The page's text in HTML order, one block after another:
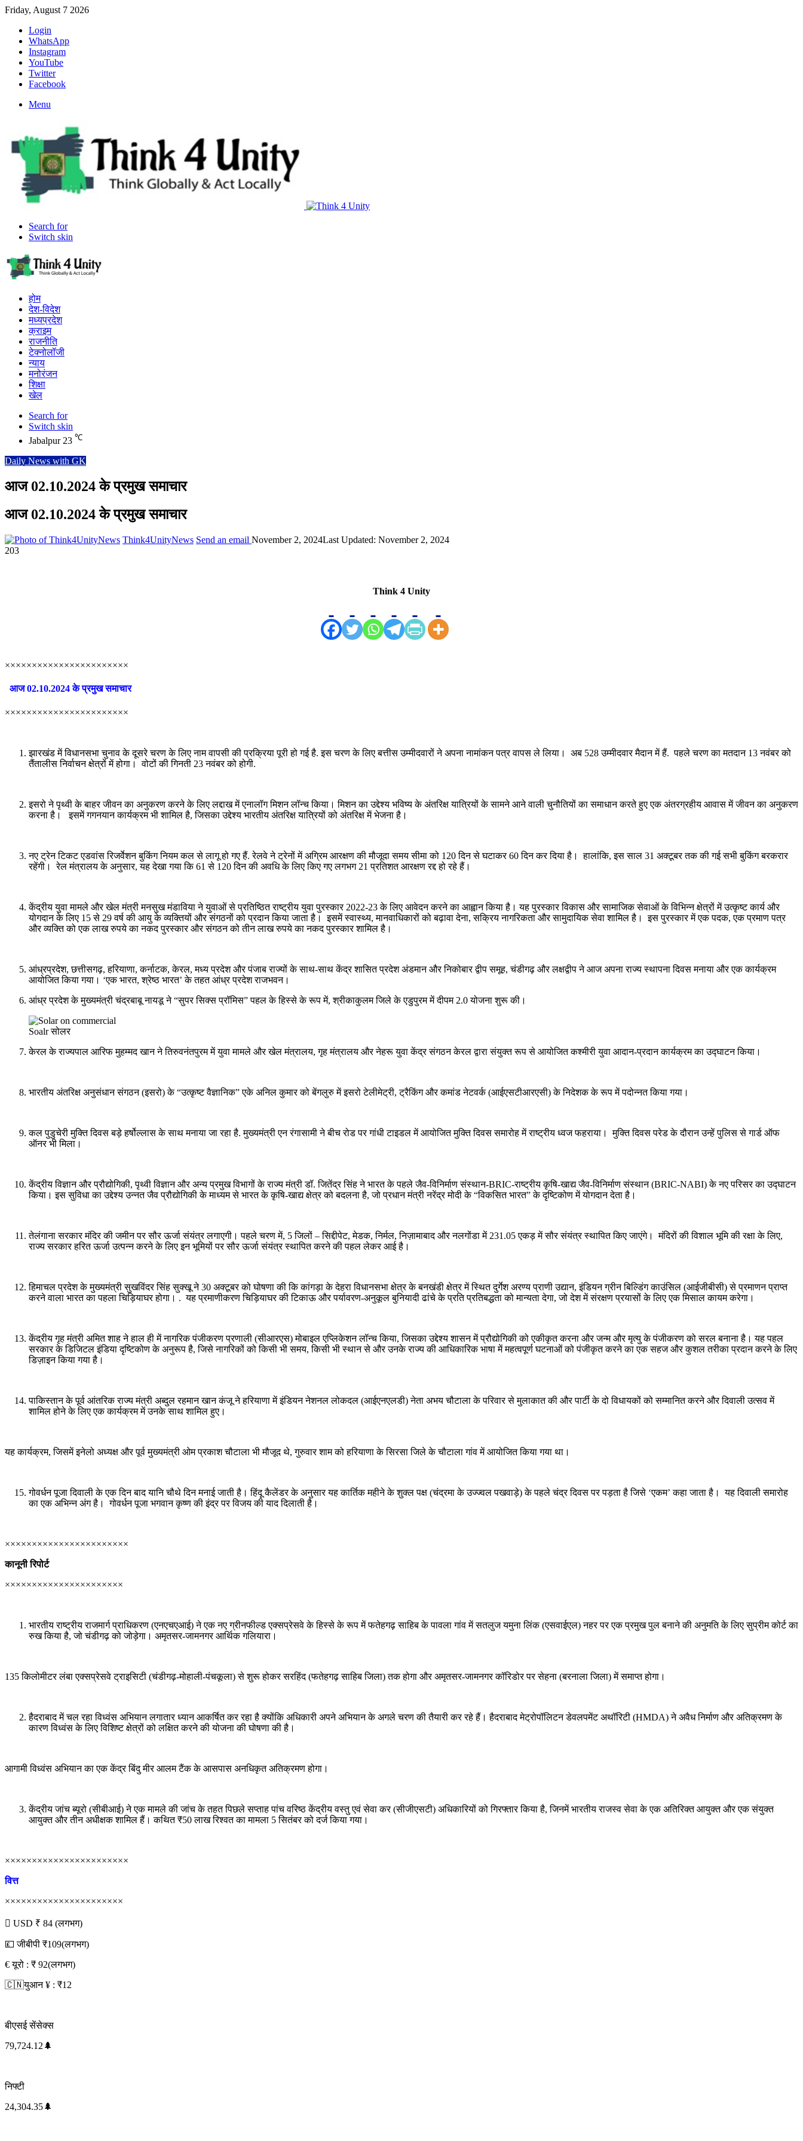
Friday, August 7 2026
Login
WhatsApp
Instagram
YouTube
Twitter
Facebook
Menu
Search for
Switch skin
होम
देश-विदेश
मध्यप्रदेश
क्राइम
राजनीति
टेक्नोलॉजी
न्याय
मनोरंजन
शिक्षा
खेल
Search for
Switch skin
Jabalpur 23 ℃
Daily News with GK
आज 02.10.2024 के प्रमुख समाचार
आज 02.10.2024 के प्रमुख समाचार
Think4UnityNews Send an email November 2, 2024Last Updated: November 2, 2024
203
Think 4 Unity
×××××××××××××××××××××××
आज 02.10.2024 के प्रमुख समाचार
×××××××××××××××××××××××
झारखंड में विधानसभा चुनाव के दूसरे चरण के लिए नाम वापसी की प्रक्रिया पूरी हो गई है. इस चरण के लिए बत्तीस उम्मीदवारों ने अपना नामांकन पत्र वापस ले लिया। अब 528 उम्मीदवार मैदान में हैं. पहले चरण का मतदान 13 नवंबर को
तैंतालीस निर्वाचन क्षेत्रों में होगा। वोटों की गिनती 23 नवंबर को होगी.
इसरो ने पृथ्वी के बाहर जीवन का अनुकरण करने के लिए लद्दाख में एनालॉग मिशन लॉन्च किया। मिशन का उद्देश्य भविष्य के अंतरिक्ष यात्रियों के सामने आने वाली चुनौतियों का समाधान करते हुए एक अंतरग्रहीय आवास में जीवन का अनुकरण
करना है। इसमें गगनयान कार्यक्रम भी शामिल है, जिसका उद्देश्य भारतीय अंतरिक्ष यात्रियों को अंतरिक्ष में भेजना है।
नए ट्रेन टिकट एडवांस रिजर्वेशन बुकिंग नियम कल से लागू हो गए हैं. रेलवे ने ट्रेनों में अग्रिम आरक्षण की मौजूदा समय सीमा को 120 दिन से घटाकर 60 दिन कर दिया है। हालांकि, इस साल 31 अक्टूबर तक की गई सभी बुकिंग बरकरार
रहेंगी। रेल मंत्रालय के अनुसार, यह देखा गया कि 61 से 120 दिन की अवधि के लिए किए गए लगभग 21 प्रतिशत आरक्षण रद्द हो रहे हैं।
केंद्रीय युवा मामले और खेल मंत्री मनसुख मंडाविया ने युवाओं से प्रतिष्ठित राष्ट्रीय युवा पुरस्कार 2022-23 के लिए आवेदन करने का आह्वान किया है। यह पुरस्कार विकास और सामाजिक सेवाओं के विभिन्न क्षेत्रों में उत्कृष्ट कार्य और
योगदान के लिए 15 से 29 वर्ष की आयु के व्यक्तियों और संगठनों को प्रदान किया जाता है। इसमें स्वास्थ्य, मानवाधिकारों को बढ़ावा देना, सक्रिय नागरिकता और सामुदायिक सेवा शामिल है। इस पुरस्कार में एक पदक, एक प्रमाण पत्र
और व्यक्ति को एक लाख रुपये का नकद पुरस्कार और संगठन को तीन लाख रुपये का नकद पुरस्कार शामिल है।
आंध्रप्रदेश, छत्तीसगढ़, हरियाणा, कर्नाटक, केरल, मध्य प्रदेश और पंजाब राज्यों के साथ-साथ केंद्र शासित प्रदेश अंडमान और निकोबार द्वीप समूह, चंडीगढ़ और लक्षद्वीप ने आज अपना राज्य स्थापना दिवस मनाया और एक कार्यक्रम
आयोजित किया गया। ‘एक भारत, श्रेष्ठ भारत’ के तहत आंध्र प्रदेश राजभवन।
आंध्र प्रदेश के मुख्यमंत्री चंद्रबाबू नायडू ने “सुपर सिक्स प्रॉमिस” पहल के हिस्से के रूप में, श्रीकाकुलम जिले के एडुपुरम में दीपम 2.0 योजना शुरू की।
Soalr सोलर
केरल के राज्यपाल आरिफ मुहम्मद खान ने तिरुवनंतपुरम में युवा मामले और खेल मंत्रालय, गृह मंत्रालय और नेहरू युवा केंद्र संगठन केरल द्वारा संयुक्त रूप से आयोजित कश्मीरी युवा आदान-प्रदान कार्यक्रम का उद्घाटन किया।
भारतीय अंतरिक्ष अनुसंधान संगठन (इसरो) के “उत्कृष्ट वैज्ञानिक” एके अनिल कुमार को बेंगलुरु में इसरो टेलीमेट्री, ट्रैकिंग और कमांड नेटवर्क (आईएसटीआरएसी) के निदेशक के रूप में पदोन्नत किया गया।
कल पुडुचेरी मुक्ति दिवस बड़े हर्षोल्लास के साथ मनाया जा रहा है. मुख्यमंत्री एन रंगासामी ने बीच रोड पर गांधी टाइडल में आयोजित मुक्ति दिवस समारोह में राष्ट्रीय ध्वज फहराया। मुक्ति दिवस परेड के दौरान उन्हें पुलिस से गार्ड ऑफ
ऑनर भी मिला।
केंद्रीय विज्ञान और प्रौद्योगिकी, पृथ्वी विज्ञान और अन्य प्रमुख विभागों के राज्य मंत्री डॉ. जितेंद्र सिंह ने भारत के पहले जैव-विनिर्माण संस्थान-BRIC-राष्ट्रीय कृषि-खाद्य जैव-विनिर्माण संस्थान (BRIC-NABI) के नए परिसर का उद्घाटन
किया। इस सुविधा का उद्देश्य उन्नत जैव प्रौद्योगिकी के माध्यम से भारत के कृषि-खाद्य क्षेत्र को बदलना है, जो प्रधान मंत्री नरेंद्र मोदी के “विकसित भारत” के दृष्टिकोण में योगदान देता है।
तेलंगाना सरकार मंदिर की जमीन पर सौर ऊर्जा संयंत्र लगाएगी। पहले चरण में, 5 जिलों – सिद्दीपेट, मेडक, निर्मल, निज़ामाबाद और नलगोंडा में 231.05 एकड़ में सौर संयंत्र स्थापित किए जाएंगे। मंदिरों की विशाल भूमि की रक्षा के लिए,
राज्य सरकार हरित ऊर्जा उत्पन्न करने के लिए इन भूमियों पर सौर ऊर्जा संयंत्र स्थापित करने की पहल लेकर आई है।
हिमाचल प्रदेश के मुख्यमंत्री सुखविंदर सिंह सुक्खू ने 30 अक्टूबर को घोषणा की कि कांगड़ा के देहरा विधानसभा क्षेत्र के बनखंडी क्षेत्र में स्थित दुर्गेश अरण्य प्राणी उद्यान, इंडियन ग्रीन बिल्डिंग काउंसिल (आईजीबीसी) से प्रमाणन प्राप्त
करने वाला भारत का पहला चिड़ियाघर होगा। . यह प्रमाणीकरण चिड़ियाघर की टिकाऊ और पर्यावरण-अनुकूल बुनियादी ढांचे के प्रति प्रतिबद्धता को मान्यता देगा, जो देश में संरक्षण प्रयासों के लिए एक मिसाल कायम करेगा।
केंद्रीय गृह मंत्री अमित शाह ने हाल ही में नागरिक पंजीकरण प्रणाली (सीआरएस) मोबाइल एप्लिकेशन लॉन्च किया, जिसका उद्देश्य शासन में प्रौद्योगिकी को एकीकृत करना और जन्म और मृत्यु के पंजीकरण को सरल बनाना है। यह पहल
सरकार के डिजिटल इंडिया दृष्टिकोण के अनुरूप है, जिसे नागरिकों को किसी भी समय, किसी भी स्थान से और उनके राज्य की आधिकारिक भाषा में महत्वपूर्ण घटनाओं को पंजीकृत करने का एक सहज और कुशल तरीका प्रदान करने के लिए
डिज़ाइन किया गया है।
पाकिस्तान के पूर्व आंतरिक राज्य मंत्री अब्दुल रहमान खान कंजू ने हरियाणा में इंडियन नेशनल लोकदल (आईएनएलडी) नेता अभय चौटाला के परिवार से मुलाकात की और पार्टी के दो विधायकों को सम्मानित करने और दिवाली उत्सव में
शामिल होने के लिए एक कार्यक्रम में उनके साथ शामिल हुए।
यह कार्यक्रम, जिसमें इनेलो अध्यक्ष और पूर्व मुख्यमंत्री ओम प्रकाश चौटाला भी मौजूद थे, गुरुवार शाम को हरियाणा के सिरसा जिले के चौटाला गांव में आयोजित किया गया था।
गोवर्धन पूजा दिवाली के एक दिन बाद यानि चौथे दिन मनाई जाती है। हिंदू कैलेंडर के अनुसार यह कार्तिक महीने के शुक्ल पक्ष (चंद्रमा के उज्ज्वल पखवाड़े) के पहले चंद्र दिवस पर पड़ता है जिसे ‘एकम’ कहा जाता है। यह दिवाली समारोह
का एक अभिन्न अंग है। गोवर्धन पूजा भगवान कृष्ण की इंद्र पर विजय की याद दिलाती है।
×××××××××××××××××××××××
कानूनी रिपोर्ट
××××××××××××××××××××××
भारतीय राष्ट्रीय राजमार्ग प्राधिकरण (एनएचएआई) ने एक नए ग्रीनफील्ड एक्सप्रेसवे के हिस्से के रूप में फतेहगढ़ साहिब के पावला गांव में सतलुज यमुना लिंक (एसवाईएल) नहर पर एक प्रमुख पुल बनाने की अनुमति के लिए सुप्रीम कोर्ट का
रुख किया है, जो चंडीगढ़ को जोड़ेगा। अमृतसर-जामनगर आर्थिक गलियारा।
135 किलोमीटर लंबा एक्सप्रेसवे ट्राइसिटी (चंडीगढ़-मोहाली-पंचकूला) से शुरू होकर सरहिंद (फतेहगढ़ साहिब जिला) तक होगा और अमृतसर-जामनगर कॉरिडोर पर सेहना (बरनाला जिला) में समाप्त होगा।
हैदराबाद में चल रहा विध्वंस अभियान लगातार ध्यान आकर्षित कर रहा है क्योंकि अधिकारी अपने अभियान के अगले चरण की तैयारी कर रहे हैं। हैदराबाद मेट्रोपॉलिटन डेवलपमेंट अथॉरिटी (HMDA) ने अवैध निर्माण और अतिक्रमण के
कारण विध्वंस के लिए विशिष्ट क्षेत्रों को लक्षित करने की योजना की घोषणा की है।
आगामी विध्वंस अभियान का एक केंद्र बिंदु मीर आलम टैंक के आसपास अनधिकृत अतिक्रमण होगा।
केंद्रीय जांच ब्यूरो (सीबीआई) ने एक मामले की जांच के तहत पिछले सप्ताह पांच वरिष्ठ केंद्रीय वस्तु एवं सेवा कर (सीजीएसटी) अधिकारियों को गिरफ्तार किया है, जिनमें भारतीय राजस्व सेवा के एक अतिरिक्त आयुक्त और एक संयुक्त
आयुक्त और तीन अधीक्षक शामिल हैं। कथित ₹50 लाख रिश्वत का मामला 5 सितंबर को दर्ज किया गया।
×××××××××××××××××××××××
वित्त
××××××××××××××××××××××
 USD ₹ 84 (लगभग)
💷 जीबीपी ₹109(लगभग)
€ यूरो : ₹ 92(लगभग)
🇨🇳युआन ¥ : ₹12
बीएसई सेंसेक्स
79,724.12🌲
निफ्टी
24,304.35🌲